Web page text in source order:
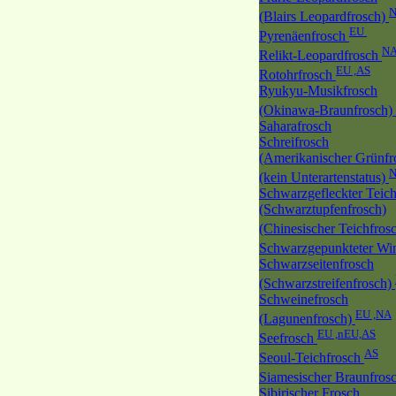
(Blairs Leopardfrosch)
Pyrenäenfrosch EU
Relikt-Leopardfrosch
Rotohrfrosch EU ,AS
Ryukyu-Musikfrosch
(Okinawa-Braunfrosch)
Saharafrosch
Schreifrosch
(Amerikanischer
(kein Unterartenstatus)
Schwarzgefleckter
(Schwarztupfenfrosch)
(Chinesischer
Schwarzgepunkteter
Schwarzseitenfrosch
(Schwarzstreifenfrosch)
Schweinefrosch
(Lagunenfrosch) EU ,NA
Seefrosch EU ,nEU,AS
Seoul-Teichfrosch AS
Siamesischer
Sibirischer Frosch